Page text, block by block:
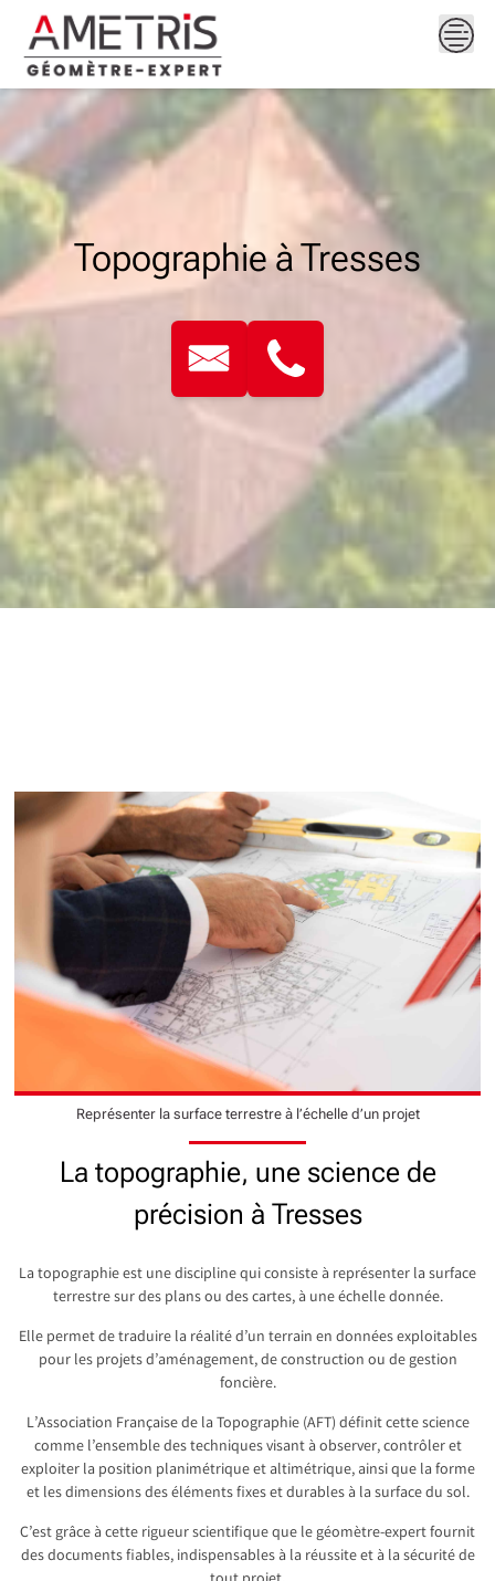
content
Topographie à Tresses
Représenter la surface terrestre à l’échelle d’un projet
La topographie, une science de
précision à Tresses
La topographie est une discipline qui consiste à représenter la surface
terrestre sur des plans ou des cartes, à une échelle donnée.
Elle permet de traduire la réalité d’un terrain en données exploitables
pour les projets d’aménagement, de construction ou de gestion
foncière.
L’Association Française de la Topographie (AFT) définit cette science
comme l’ensemble des techniques visant à observer, contrôler et
exploiter la position planimétrique et altimétrique, ainsi que la forme
et les dimensions des éléments fixes et durables à la surface du sol.
C’est grâce à cette rigueur scientifique que le géomètre-expert fournit
des documents fiables, indispensables à la réussite et à la sécurité de